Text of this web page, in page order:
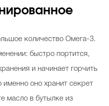
количество Омега-3.
быстро портится,
и начинает горчить
оно хранит секрет
масло в бутылке из